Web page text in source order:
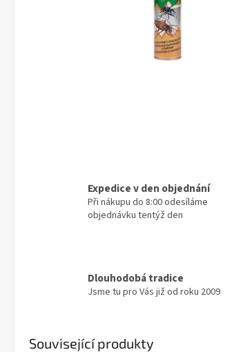
Expedice v den objednání
Při nákupu do 8:00 odesíláme
objednávku tentýž den
Dlouhodobá tradice
Jsme tu pro Vás již od roku 2009
Související produkty